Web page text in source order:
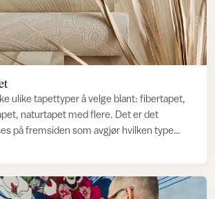
ulike tapettyper å velge blant: fibertapet,
naturtapet med flere. Det er det
på fremsiden som avgjør hvilken type
den ser ut og hvilke egenskaper den har.